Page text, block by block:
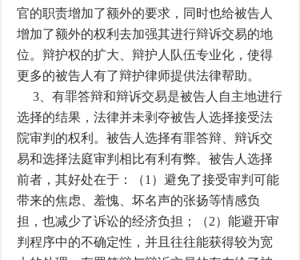
官的职责增加了额外的要求，同时也给被告人
增加了额外的权利去加强其进行辩诉交易的地
位。辩护权的扩大、辩护人队伍专业化，使得
更多的被告人有了辩护律师提供法律帮助。
3、有罪答辩和辩诉交易是被告人自主地进行
选择的结果，法律并未剥夺被告人选择接受法
院审判的权利。被告人选择有罪答辩、辩诉交
易和选择法庭审判相比有利有弊。被告人选择
前者，其好处在于：（1）避免了接受审判可能
带来的焦虑、羞愧、坏名声的张扬等情感负
担，也减少了诉讼的经济负担；（2）能避开审
判程序中的不确定性，并且往往能获得较为宽